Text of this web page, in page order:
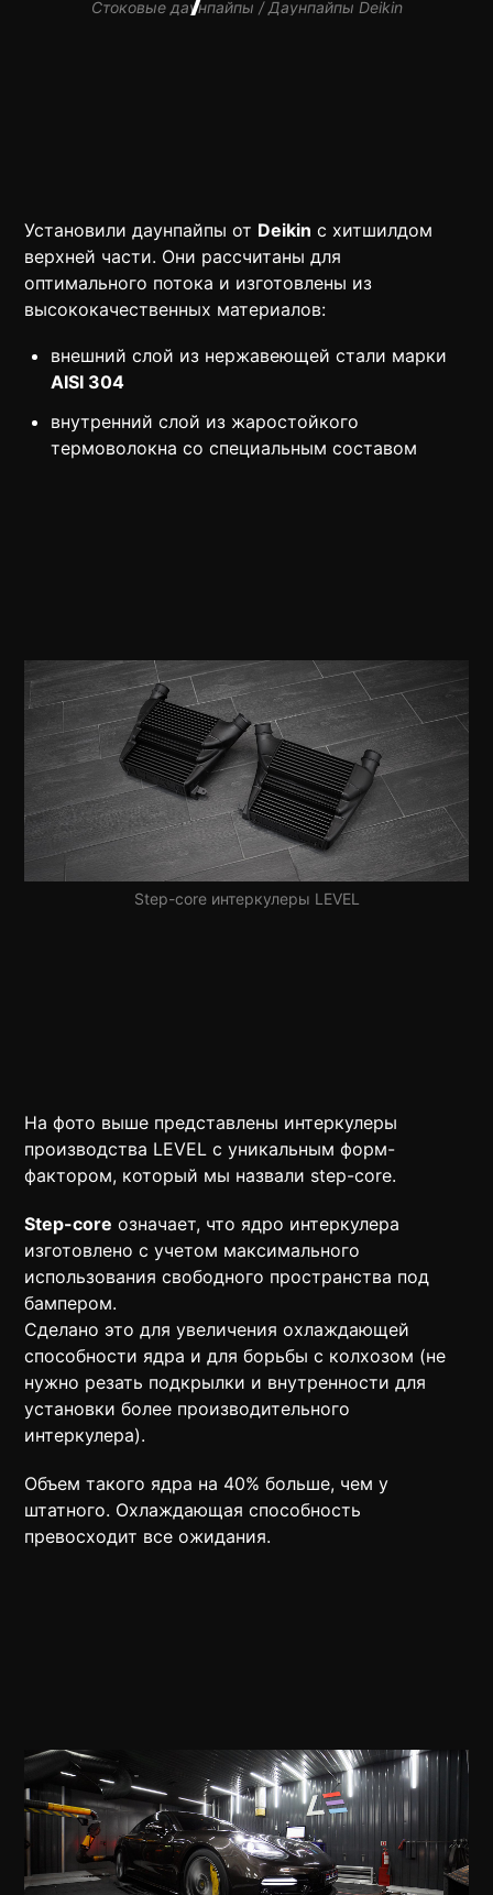
Стоковые даунпайпы / Даунпайпы Deikin
Установили даунпайпы от Deikin с хитшилдом
верхней части. Они рассчитаны для
оптимального потока и изготовлены из
высококачественных материалов:
внешний слой из нержавеющей стали марки
AISI 304
внутренний слой из жаростойкого
термоволокна со специальным составом
Step-core интеркулеры LEVEL
На фото выше представлены интеркулеры
производства LEVEL с уникальным форм-
фактором, который мы назвали step-core.
Step-core означает, что ядро интеркулера
изготовлено с учетом максимального
использования свободного пространства под
бампером.
Сделано это для увеличения охлаждающей
способности ядра и для борьбы с колхозом (не
нужно резать подкрылки и внутренности для
установки более производительного
интеркулера).
Объем такого ядра на 40% больше, чем у
штатного. Охлаждающая способность
превосходит все ожидания.